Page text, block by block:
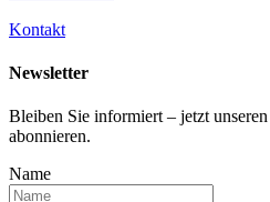
Kontakt
Newsletter
Bleiben Sie informiert – jetzt
abonnieren.
Name